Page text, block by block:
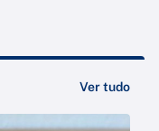
Ver tudo